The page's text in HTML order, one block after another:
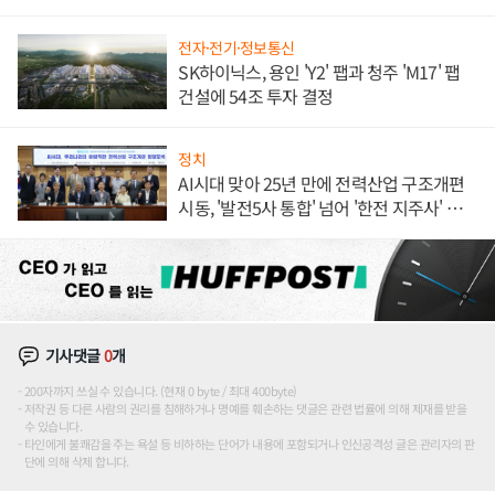
전자·전기·정보통신
SK하이닉스, 용인 'Y2' 팹과 청주 'M17' 팹
건설에 54조 투자 결정
정치
AI시대 맞아 25년 만에 전력산업 구조개편
시동, '발전5사 통합' 넘어 '한전 지주사' 재편
기사댓글0개
200자까지 쓰실 수 있습니다. (현재 0 byte / 최대 400byte)
저작권 등 다른 사람의 권리를 침해하거나 명예를 훼손하는 댓글은 관련 법률에 의해 제재를 받을
수 있습니다.
타인에게 불쾌감을 주는 욕설 등 비하하는 단어가 내용에 포함되거나 인신공격성 글은 관리자의 판
단에 의해 삭제 합니다.